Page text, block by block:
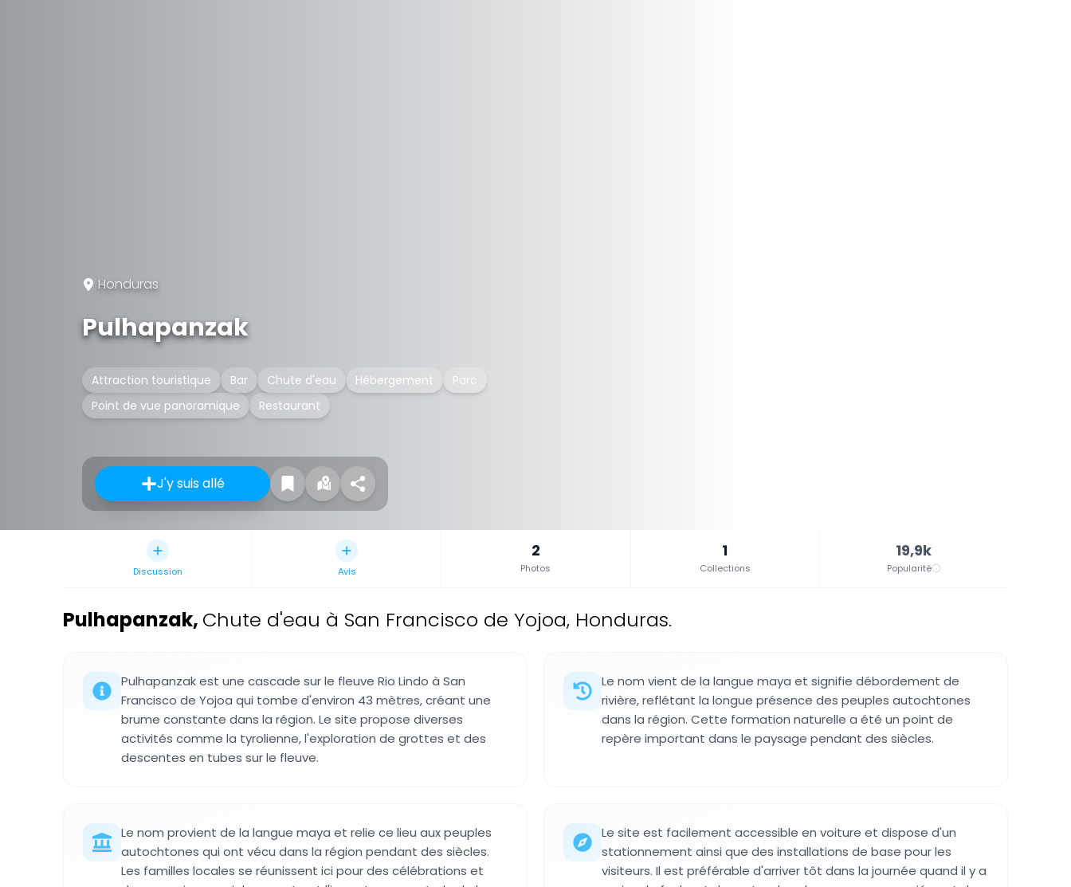
Honduras
Pulhapanzak
Attraction touristique Bar Chute d'eau Hébergement
Parc
Point de vue panoramique
Restaurant
J'y suis allé
Discussion Avis
2
Photos
1
Collections
19,9k
Popularité
Pulhapanzak, Chute d'eau à San Francisco de Yojoa, Honduras.
Pulhapanzak est une cascade sur le fleuve Rio Lindo à San
Francisco de Yojoa qui tombe d'environ 43 mètres, créant une
brume constante dans la région. Le site propose diverses
activités comme la tyrolienne, l'exploration de grottes et des
descentes en tubes sur le fleuve.
Le nom vient de la langue maya et signifie débordement de
rivière, reflétant la longue présence des peuples autochtones
dans la région. Cette formation naturelle a été un point de
repère important dans le paysage pendant des siècles.
Le nom provient de la langue maya et relie ce lieu aux peuples
autochtones qui ont vécu dans la région pendant des siècles.
Les familles locales se réunissent ici pour des célébrations et
Le site est facilement accessible en voiture et dispose d'un
stationnement ainsi que des installations de base pour les
visiteurs. Il est préférable d'arriver tôt dans la journée quand il y a